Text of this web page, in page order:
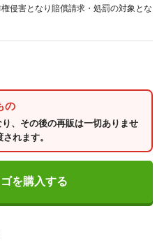
侵害となり賠償請求・処罰の対象とな
の
、その後の再販は一切ありませ
れます。
を購入する